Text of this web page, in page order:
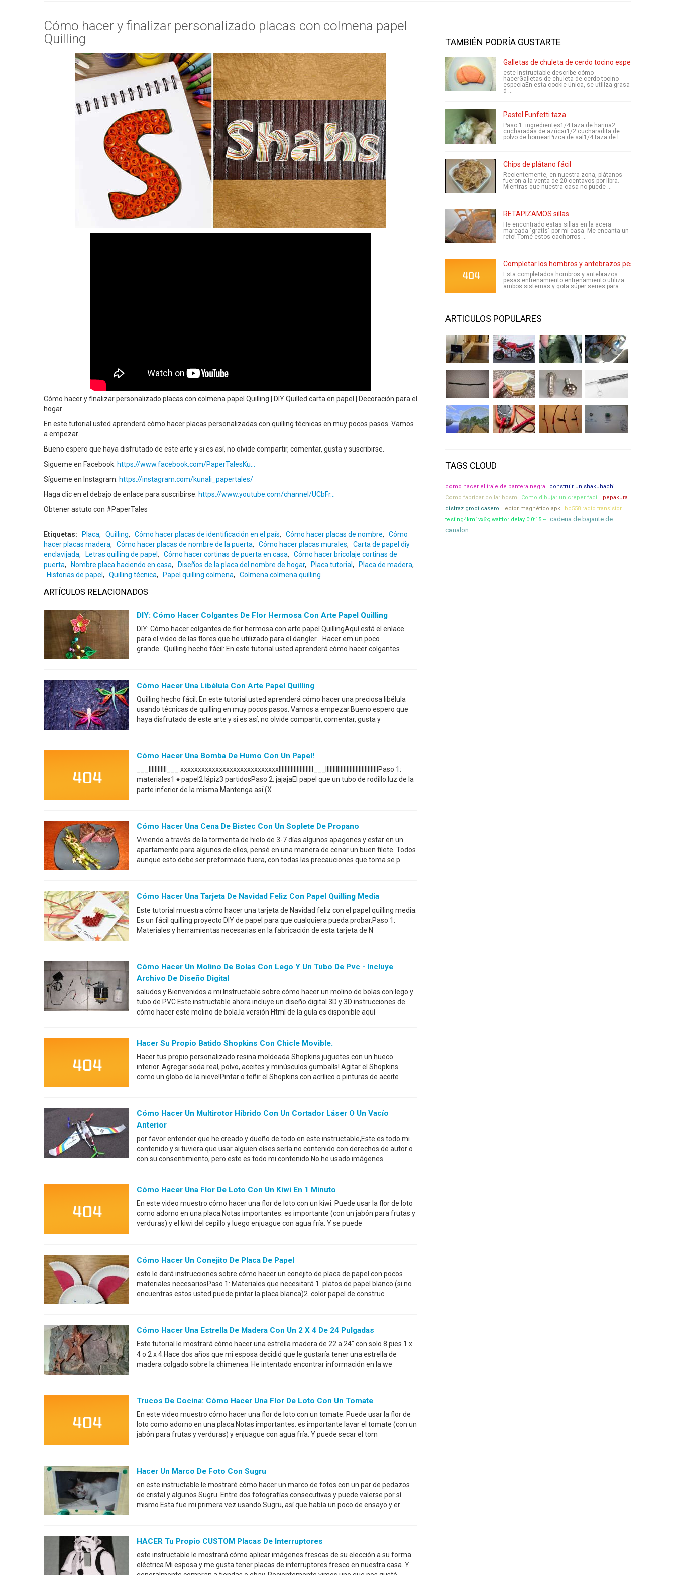
Cómo hacer y finalizar personalizado placas con colmena papel
Quilling
Cómo hacer y finalizar personalizado placas con colmena papel Quilling | DIY Quilled carta en papel | Decoración para el
hogar
En este tutorial usted aprenderá cómo hacer placas personalizadas con quilling técnicas en muy pocos pasos. Vamos
a empezar.
Bueno espero que haya disfrutado de este arte y si es así, no olvide compartir, comentar, gusta y suscribirse.
Sigueme en Facebook: https://www.facebook.com/PaperTalesKu...
Sígueme en Instagram: https://instagram.com/kunali_papertales/
Haga clic en el debajo de enlace para suscribirse: https://www.youtube.com/channel/UCbFr...
Obtener astuto con #PaperTales
Etiquetas: Placa, Quilling, Cómo hacer placas de identificación en el país, Cómo hacer placas de nombre,
Cómo
hacer placas madera, Cómo hacer placas de nombre de la puerta, Cómo hacer placas murales,
Carta de papel diy
enclavijada, Letras quilling de papel , Cómo hacer cortinas de puerta en casa,
Cómo hacer bricolaje cortinas de
puerta, Nombre placa haciendo en casa, Diseños de la placa del nombre de hogar, Placa tutorial , Placa de madera,
Historias de papel , Quilling técnica, Papel quilling colmena, Colmena colmena quilling
ARTÍCULOS RELACIONADOS
DIY: Cómo Hacer Colgantes De Flor Hermosa Con Arte Papel Quilling
DIY: Cómo hacer colgantes de flor hermosa con arte papel QuillingAquí está el enlace
para el video de las flores que he utilizado para el dangler... Hacer em un poco
grande...Quilling hecho fácil: En este tutorial usted aprenderá cómo hacer colgantes
Cómo Hacer Una Libélula Con Arte Papel Quilling
Quilling hecho fácil: En este tutorial usted aprenderá cómo hacer una preciosa libélula
usando técnicas de quilling en muy pocos pasos. Vamos a empezar.Bueno espero que
haya disfrutado de este arte y si es así, no olvide compartir, comentar, gusta y
Cómo Hacer Una Bomba De Humo Con Un Papel!
___llllllllllll___ xxxxxxxxxxxxxxxxxxxxxxxxxxxxlllllllllllllllllllllll___lllllllllllllllllllllllllllllllllllPaso 1:
materiales1 ♦ papel2 lápiz3 partidosPaso 2: jajajaEl papel que un tubo de rodillo.luz de la
parte inferior de la misma.Mantenga así (X
Cómo Hacer Una Cena De Bistec Con Un Soplete De Propano
Viviendo a través de la tormenta de hielo de 3-7 días algunos apagones y estar en un
apartamento para algunos de ellos, pensé en una manera de cenar un buen filete. Todos
aunque esto debe ser preformado fuera, con todas las precauciones que toma se p
Cómo Hacer Una Tarjeta De Navidad Feliz Con Papel Quilling Media
Este tutorial muestra cómo hacer una tarjeta de Navidad feliz con el papel quilling media.
Es un fácil quilling proyecto DIY de papel para que cualquiera pueda probar.Paso 1:
Materiales y herramientas necesarias en la fabricación de esta tarjeta de N
Cómo Hacer Un Molino De Bolas Con Lego Y Un Tubo De Pvc - Incluye
Archivo De Diseño Digital
saludos y Bienvenidos a mi Instructable sobre cómo hacer un molino de bolas con lego y
tubo de PVC.Este instructable ahora incluye un diseño digital 3D y 3D instrucciones de
cómo hacer este molino de bola.la versión Html de la guía es disponible aquí
Hacer Su Propio Batido Shopkins Con Chicle Movible.
Hacer tus propio personalizado resina moldeada Shopkins juguetes con un hueco
interior. Agregar soda real, polvo, aceites y minúsculos gumballs! Agitar el Shopkins
como un globo de la nieve!Pintar o teñir el Shopkins con acrílico o pinturas de aceite
Cómo Hacer Un Multirotor Híbrido Con Un Cortador Láser O Un Vacío
Anterior
por favor entender que he creado y dueño de todo en este instructable,Este es todo mi
contenido y si tuviera que usar alguien elses sería no contenido con derechos de autor o
con su consentimiento, pero este es todo mi contenido.No he usado imágenes
Cómo Hacer Una Flor De Loto Con Un Kiwi En 1 Minuto
En este video muestro cómo hacer una flor de loto con un kiwi. Puede usar la flor de loto
como adorno en una placa.Notas importantes: es importante (con un jabón para frutas y
verduras) y el kiwi del cepillo y luego enjuague con agua fría. Y se puede
Cómo Hacer Un Conejito De Placa De Papel
esto le dará instrucciones sobre cómo hacer un conejito de placa de papel con pocos
materiales necesariosPaso 1: Materiales que necesitará 1. platos de papel blanco (si no
encuentras estos usted puede pintar la placa blanca)2. color papel de construc
Cómo Hacer Una Estrella De Madera Con Un 2 X 4 De 24 Pulgadas
Este tutorial le mostrará cómo hacer una estrella madera de 22 a 24" con solo 8 pies 1 x
4 o 2 x 4.Hace dos años que mi esposa decidió que le gustaría tener una estrella de
madera colgado sobre la chimenea. He intentado encontrar información en la we
Trucos De Cocina: Cómo Hacer Una Flor De Loto Con Un Tomate
En este video muestro cómo hacer una flor de loto con un tomate. Puede usar la flor de
loto como adorno en una placa.Notas importantes: es importante lavar el tomate (con un
jabón para frutas y verduras) y enjuague con agua fría. Y puede secar el tom
Hacer Un Marco De Foto Con Sugru
en este instructable le mostraré cómo hacer un marco de fotos con un par de pedazos
de cristal y algunos Sugru. Entre dos fotografías consecutivas y puede valerse por sí
mismo.Esta fue mi primera vez usando Sugru, así que había un poco de ensayo y er
HACER Tu Propio CUSTOM Placas De Interruptores
este instructable le mostrará cómo aplicar imágenes frescas de su elección a su forma
eléctrica.Mi esposa y me gusta tener placas de interruptores fresco en nuestra casa. Y
TAMBIÉN PODRÍA GUSTARTE
Galletas de chuleta de cerdo tocino especia
este Instructable describe cómo
hacerGalletas de chuleta de cerdo tocino
especiaEn esta cookie única, se utiliza grasa
d ...
Pastel Funfetti taza
Paso 1: ingredientes1/4 taza de harina2
cucharadas de azúcar1/2 cucharadita de
polvo de hornearPizca de sal1/4 taza de l ...
Chips de plátano fácil
Recientemente, en nuestra zona, plátanos
fueron a la venta de 20 centavos por libra.
Mientras que nuestra casa no puede ...
RETAPIZAMOS sillas
He encontrado estas sillas en la acera
marcada "gratis" por mi casa. Me encanta un
reto! Tomé estos cachorros ...
Completar los hombros y antebrazos pesas
Esta completados hombros y antebrazos
pesas entrenamiento entrenamiento utiliza
ambos sistemas y gota súper series para ...
ARTICULOS POPULARES
TAGS CLOUD
como hacer el traje de pantera negra
construir un shakuhachi
Como fabricar collar bdsm
Como dibujar un creper facil
pepakura
disfraz groot casero
lector magnético apk
bc558 radio transistor
testing4km1vx6x; waitfor delay 0:0:15 --
cadena de bajante de
canalon